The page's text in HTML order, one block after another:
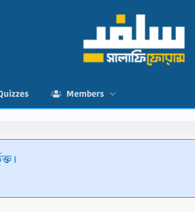
Members